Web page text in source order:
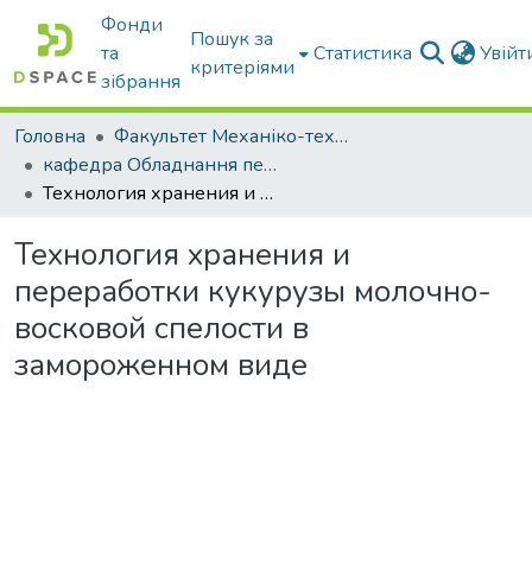
Фонди
та
зібрання
Пошук за
критеріями
Статистика
Головна
Факультет Механіко-технологічний
кафедра Обладнання переробних і харчових виробництв ім. професора Ф.Ю. Ялпачика
Технология хранения и переработки кукурузы молочно-восковой спелости в замороженном виде
Технология хранения и
переработки кукурузы молочно-
восковой спелости в
замороженном виде